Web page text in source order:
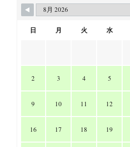
日 月 火 水
2 3 4 5
9 10 11 12
16 17 18 19